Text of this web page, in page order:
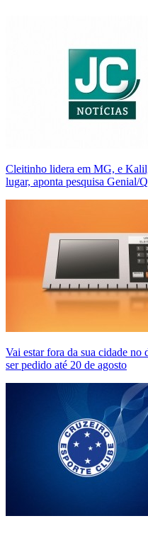
Cleitinho lidera em MG, e
lugar, aponta pesquisa Genial/
Vai estar fora da sua cidade no
ser pedido até 20 de agosto